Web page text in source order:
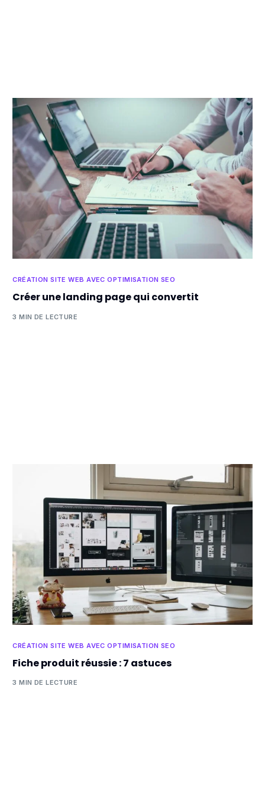
CRÉATION SITE WEB AVEC OPTIMISATION SEO
Créer une landing page qui convertit
3 MIN DE LECTURE
CRÉATION SITE WEB AVEC OPTIMISATION SEO
Fiche produit réussie : 7 astuces
3 MIN DE LECTURE